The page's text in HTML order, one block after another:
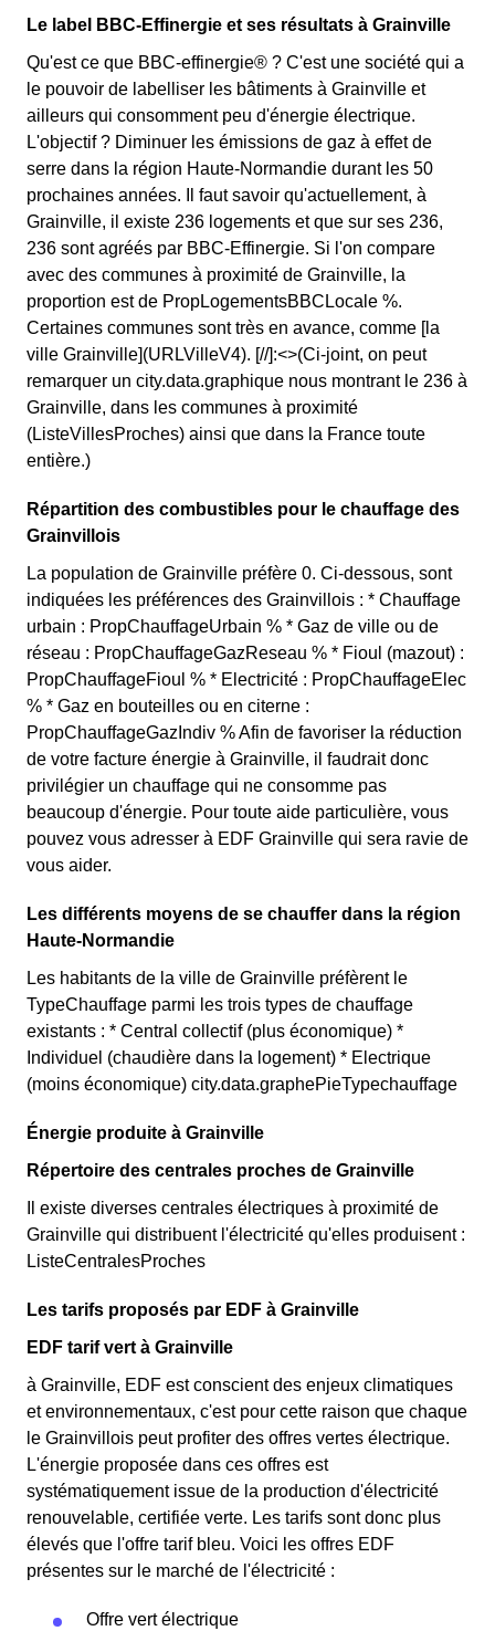
Le label BBC-Effinergie et ses résultats à Grainville
Qu'est ce que BBC-effinergie® ? C'est une société qui a
le pouvoir de labelliser les bâtiments à Grainville et
ailleurs qui consomment peu d'énergie électrique.
L'objectif ? Diminuer les émissions de gaz à effet de
serre dans la région Haute-Normandie durant les 50
prochaines années. Il faut savoir qu'actuellement, à
Grainville, il existe 236 logements et que sur ses 236,
236 sont agréés par BBC-Effinergie. Si l'on compare
avec des communes à proximité de Grainville, la
proportion est de PropLogementsBBCLocale %.
Certaines communes sont très en avance, comme [la
ville Grainville](URLVilleV4). [//]:<>(Ci-joint, on peut
remarquer un city.data.graphique nous montrant le 236 à
Grainville, dans les communes à proximité
(ListeVillesProches) ainsi que dans la France toute
entière.)
Répartition des combustibles pour le chauffage des
Grainvillois
La population de Grainville préfère 0. Ci-dessous, sont
indiquées les préférences des Grainvillois : * Chauffage
urbain : PropChauffageUrbain % * Gaz de ville ou de
réseau : PropChauffageGazReseau % * Fioul (mazout) :
PropChauffageFioul % * Electricité : PropChauffageElec
% * Gaz en bouteilles ou en citerne :
PropChauffageGazIndiv % Afin de favoriser la réduction
de votre facture énergie à Grainville, il faudrait donc
privilégier un chauffage qui ne consomme pas
beaucoup d'énergie. Pour toute aide particulière, vous
pouvez vous adresser à EDF Grainville qui sera ravie de
vous aider.
Les différents moyens de se chauffer dans la région
Haute-Normandie
Les habitants de la ville de Grainville préfèrent le
TypeChauffage parmi les trois types de chauffage
existants : * Central collectif (plus économique) *
Individuel (chaudière dans la logement) * Electrique
(moins économique) city.data.graphePieTypechauffage
Énergie produite à Grainville
Répertoire des centrales proches de Grainville
Il existe diverses centrales électriques à proximité de
Grainville qui distribuent l'électricité qu'elles produisent :
ListeCentralesProches
Les tarifs proposés par EDF à Grainville
EDF tarif vert à Grainville
à Grainville, EDF est conscient des enjeux climatiques
et environnementaux, c'est pour cette raison que chaque
le Grainvillois peut profiter des offres vertes électrique.
L'énergie proposée dans ces offres est
systématiquement issue de la production d'électricité
renouvelable, certifiée verte. Les tarifs sont donc plus
élevés que l'offre tarif bleu. Voici les offres EDF
présentes sur le marché de l'électricité :
Offre vert électrique